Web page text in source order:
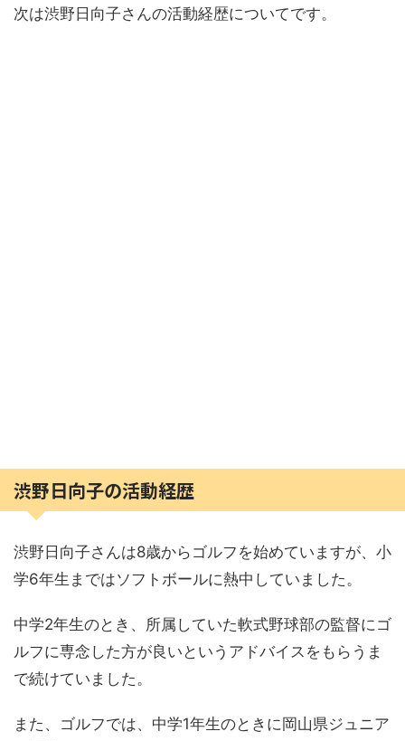
次は渋野日向子さんの活動経歴についてです。
渋野日向子の活動経歴
渋野日向子さんは8歳からゴルフを始めていますが、小
学6年生まではソフトボールに熱中していました。
中学2年生のとき、所属していた軟式野球部の監督にゴ
ルフに専念した方が良いというアドバイスをもらうま
で続けていました。
また、ゴルフでは、中学1年生のときに岡山県ジュニア